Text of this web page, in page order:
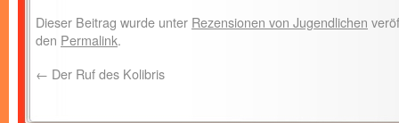
Dieser Beitrag wurde unter Rezensionen von Jugendlichen
den Permalink.
← Der Ruf des Kolibris